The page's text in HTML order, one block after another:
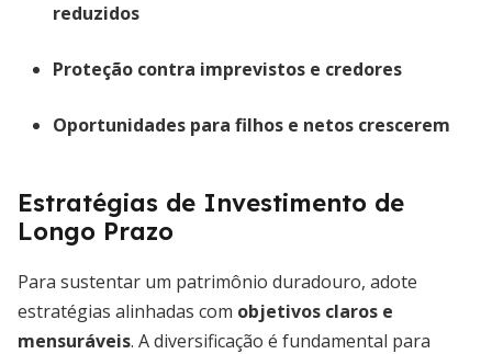
reduzidos
Proteção contra imprevistos e credores
Oportunidades para filhos e netos crescerem
Estratégias de Investimento de
Longo Prazo
Para sustentar um patrimônio duradouro, adote
estratégias alinhadas com objetivos claros e
mensuráveis. A diversificação é fundamental para